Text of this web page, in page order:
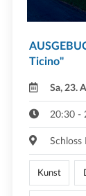
Ticino"
Sa, 23.
20:30 -
Schloss
Kunst